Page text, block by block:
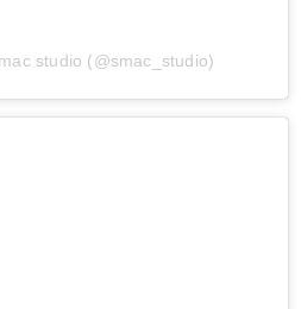
studio (@smac_studio)